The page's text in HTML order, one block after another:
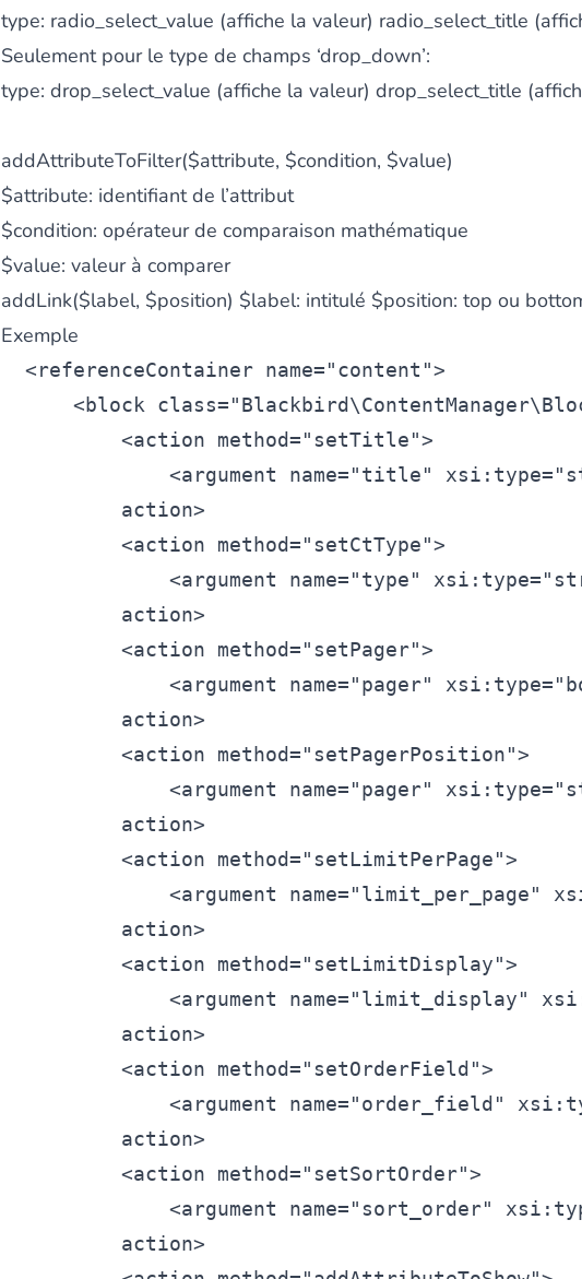
type: radio_select_value (affiche la valeur) radio_select_title
Seulement pour le type de champs ‘drop_down’:
type: drop_select_value (affiche la valeur) drop_select_title
addAttributeToFilter($attribute, $condition, $value)
$attribute: identifiant de l’attribut
$condition: opérateur de comparaison mathématique
$value: valeur à comparer
addLink($label, $position) $label: intitulé $position: top ou
Exemple
<referenceContainer name="content">
<block class=
<action method="setTitle">
<argument name="title" xsi:type=
action>
<action method="setCtType">
<argument name="type" xsi:type=
action>
<action method="setPager">
<argument name="pager" xsi:type=
action>
<action method="setPagerPosition">
<argument name="pager" xsi:type=
action>
<action method="setLimitPerPage">
<argument name="limit_per_page"
action>
<action method="setLimitDisplay">
<argument name="limit_display"
action>
<action method="setOrderField">
<argument name="order_field"
action>
<action method="setSortOrder">
<argument name="sort_order"
action>